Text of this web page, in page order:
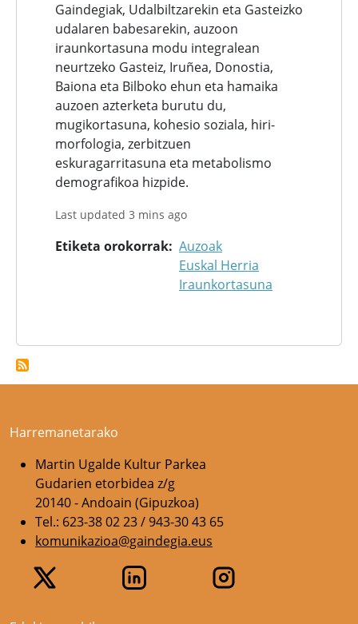
Gaindegiak, Udalbiltzarekin eta Gasteizko
udalaren babesarekin, auzoon
iraunkortasuna modu integralean
neurtzeko Gasteiz, Iruñea, Donostia,
Baiona eta Bilboko ehun eta hamaika
auzoen azterketa burutu du,
mugikortasuna, kohesio soziala, hiri-
morfologia, zerbitzuen
eskuragarritasuna eta metabolismo
demografikoa hizpide.
Last updated 3 mins ago
Etiketa orokorrak Auzoak
Euskal Herria
Iraunkortasuna
Harremanetarako
Martin Ugalde Kultur Parkea
Gudarien etorbidea z/g
20140 - Andoain (Gipuzkoa)
Tel.: 623-38 02 23 / 943-30 43 65
komunikazioa@gaindegia.eus